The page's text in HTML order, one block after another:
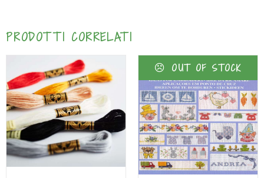
PRODOTTI CORRELATI
OUT OF STOCK